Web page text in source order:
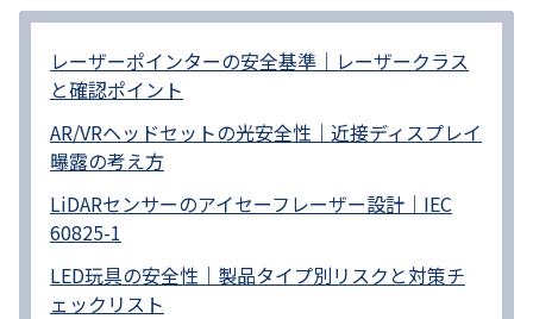
レーザーポインターの安全基準｜レーザークラス
と確認ポイント
AR/VRヘッドセットの光安全性｜近接ディスプレイ
曝露の考え方
LiDARセンサーのアイセーフレーザー設計｜IEC
60825-1
LED玩具の安全性｜製品タイプ別リスクと対策チ
ェックリスト